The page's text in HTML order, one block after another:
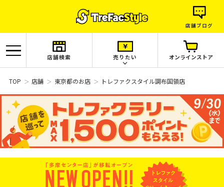
店舗ブログ
店舗検索 売りたい オンラインストア
TOP 店舗 東京都のお店 トレファクスタイル調布国領店